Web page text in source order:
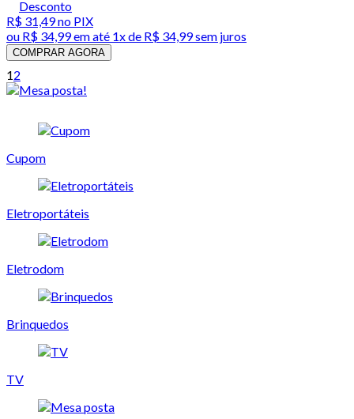
Desconto
R$ 31,49no PIX
ou R$ 34,99em até 1x de R$ 34,99sem juros
COMPRAR AGORA
12
Cupom
Eletroportáteis
Eletrodom
Brinquedos
TV